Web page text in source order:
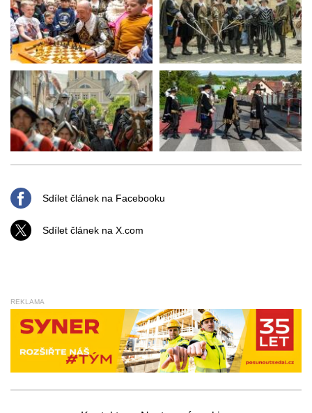
Sdílet článek na Facebooku
Sdílet článek na X.com
REKLAMA